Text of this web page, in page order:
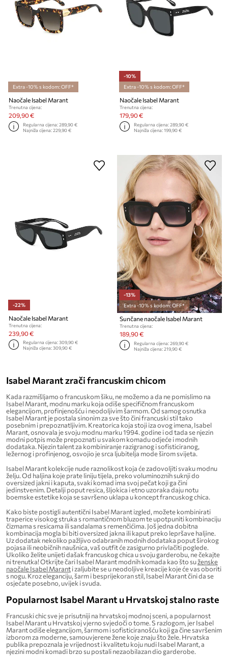
Extra -10% s kodom: OFF*
Naočale Isabel Marant
Trenutna cijena:
209,90 €
Regularna cijena:289,90 €
Najniža cijena:229,90 €
-10%
Extra -10% s kodom: OFF*
Naočale Isabel Marant
Trenutna cijena:
179,90 €
Regularna cijena:289,90 €
Najniža cijena:199,90 €
-22%
Naočale Isabel Marant
Trenutna cijena:
239,90 €
Regularna cijena:309,90 €
Najniža cijena:309,90 €
-13%
Extra -10% s kodom: OFF*
Sunčane naočale Isabel Marant
Trenutna cijena:
189,90 €
Regularna cijena:269,90 €
Najniža cijena:219,90 €
Isabel Marant zrači francuskim chicom
Kada razmišljamo o francuskom šiku, ne možemo a da ne pomislimo na
Isabel Marant, modnu marku koja odiše specifičnom francuskom
elegancijom, profinjenošću i neodoljivim šarmom. Od samog osnutka
Isabel Marant je postala sinonim za sve što čini francuski stil tako
posebnim i prepoznatljivim. Kreatorica koja stoji iza ovog imena, Isabel
Marant, osnovala je svoju modnu marku 1994. godine i od tada se njezin
modni potpis može prepoznati u svakom komadu odjeće i modnih
dodataka. Njezin talent za kombiniranje razigranog i sofisticiranog,
ležernog i profinjenog, osvojio je srca ljubitelja mode širom svijeta.
Isabel Marant kolekcije nude raznolikost koja će zadovoljiti svaku modnu
želju. Od haljina koje prate liniju tijela, preko voluminoznih suknji do
oversized jakni i kaputa, svaki komad ima svoj pečat koji ga čini
jedinstvenim. Detalji poput resica, šljokica i etno uzoraka daju notu
boemske estetike koja se savršeno uklapa u koncept francuskog chica.
Kako biste postigli autentični Isabel Marant izgled, možete kombinirati
traperice visokog struka s romantičnom bluzom te upotpuniti kombinaciju
čizmama s resicama ili sandalama s remenčićima. Još jedna dobitna
kombinacija mogla bi biti oversized jakna ili kaput preko lepršave haljine.
Uz dodatak nekoliko pažljivo odabranih modnih dodataka poput širokog
pojasa ili neobičnih naušnica, vaš outfit će zasigurno privlačiti poglede.
Ukoliko želite unijeti dašak francuskog chica u svoju garderobu, ne čekajte
ni trenutka! Otkrijte čari Isabel Marant modnih komada kao što suženske
naočale Isabel Maranti zaljubite se u neodoljive kreacije koje će vas oboriti
s nogu. Kroz eleganciju, šarm i besprijekoran stil, Isabel Marant čini da se
osjećate posebno, uvijek i svuda.
Popularnost Isabel Marant u Hrvatskoj stalno raste
Francuski chic sve je prisutniji na hrvatskoj modnoj sceni, a popularnost
Isabel Marant u Hrvatskoj vjerno svjedoči o tome. S razlogom, jer Isabel
Marant odiše elegancijom, šarmom i sofisticiranošću koji ga čine savršenim
izborom za moderne, samouvjerene žene koje znaju što žele. Hrvatska
publika prepoznala je vrijednost i kvalitetu koju nudi Isabel Marant, a
njezini modni komadi brzo su postali nezaobilazan dio garderobe.